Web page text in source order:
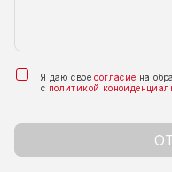
Я даю своесогласие на
с политикой